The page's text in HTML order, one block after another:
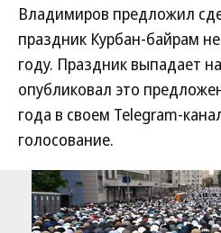
Владимиров предложил
праздник Курбан-байрам
году. Праздник выпадает
опубликовал это
года в своем Telegram-
голосование.